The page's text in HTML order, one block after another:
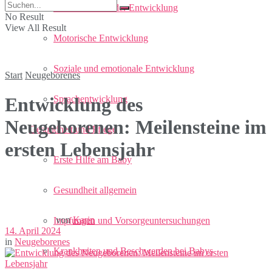
Meilensteine in der Entwicklung
Motorische Entwicklung
Soziale und emotionale Entwicklung
Sprachentwicklung
Gesundheit und Pflege
Erste Hilfe am Baby
Gesundheit allgemein
Impfungen und Vorsorgeuntersuchungen
Krankheiten und Beschwerden bei Babys
No Result
View All Result
Start Neugeborenes
Entwicklung des
Neugeborenen: Meilensteine im
ersten Lebensjahr
von Karin
14. April 2024
in Neugeborenes